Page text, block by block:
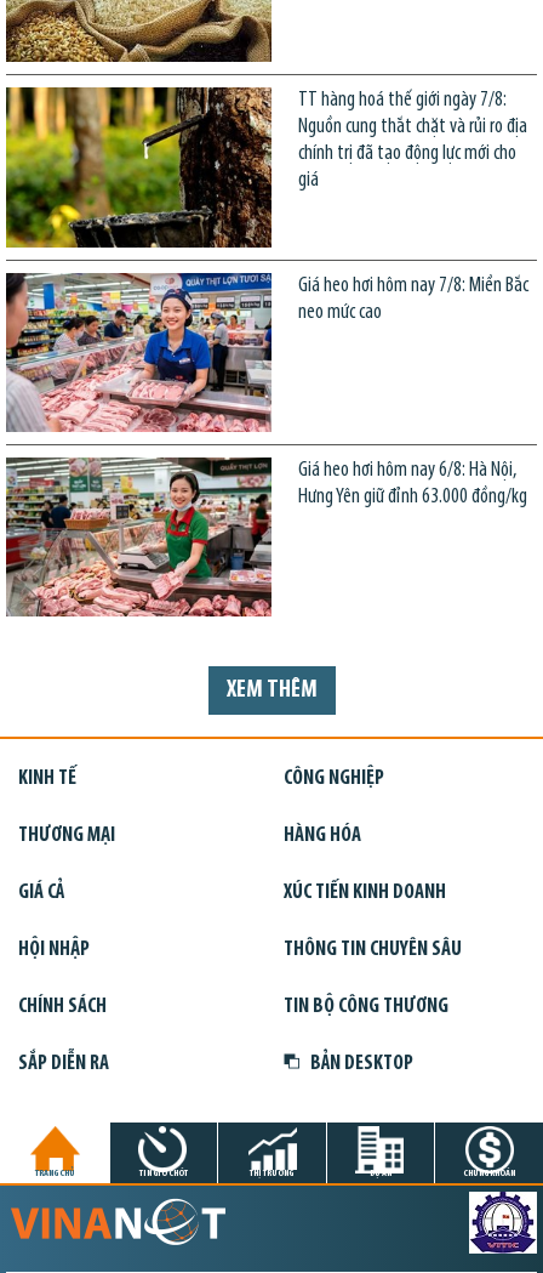
TT hàng hoá thế giới ngày 7/8:
Nguồn cung thắt chặt và rủi ro địa
chính trị đã tạo động lực mới cho
giá
Giá heo hơi hôm nay 7/8: Miền Bắc
neo mức cao
Giá heo hơi hôm nay 6/8: Hà Nội,
Hưng Yên giữ đỉnh 63.000 đồng/kg
XEM THÊM
KINH TẾ CÔNG NGHIỆP
THƯƠNG MẠI HÀNG HÓA
GIÁ CẢ XÚC TIẾN KINH DOANH
HỘI NHẬP THÔNG TIN CHUYÊN SÂU
CHÍNH SÁCH TIN BỘ CÔNG THƯƠNG
SẮP DIỄN RA BẢN DESKTOP
TRANG CHỦ TIN GIỜ CHÓT THỊ TRƯỜNG DỰ ÁN CHỨNG KHOÁN